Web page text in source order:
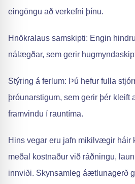
eingöngu að verkefni þínu.
Hnökralaus samskipti: Engin
nálægðar, sem gerir
Stýring á ferlum: Þú hefur fulla
þróunarstigum, sem gerir þér kleift
framvindu í rauntíma.
Hins vegar eru jafn mikilvægir háir
meðal kostnaður við ráðningu,
innviði. Skynsamleg áætlunagerð